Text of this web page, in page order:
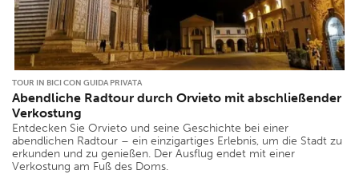
TOUR IN BICI CON GUIDA PRIVATA
Abendliche Radtour durch Orvieto mit abschließender
Verkostung
Entdecken Sie Orvieto und seine Geschichte bei einer
abendlichen Radtour – ein einzigartiges Erlebnis, um die Stadt zu
erkunden und zu genießen. Der Ausflug endet mit einer
Verkostung am Fuß des Doms.